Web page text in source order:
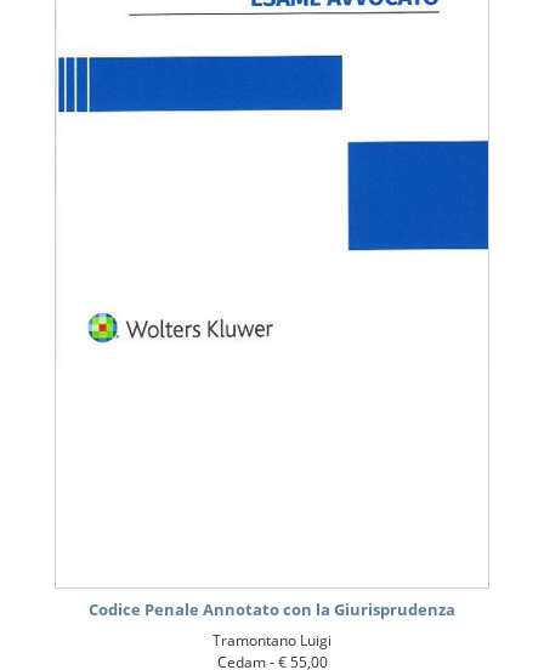
Codice Penale Annotato con la Giurisprudenza
Tramontano Luigi
Cedam -€ 55,00